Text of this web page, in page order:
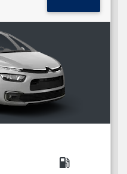
local_gas_station